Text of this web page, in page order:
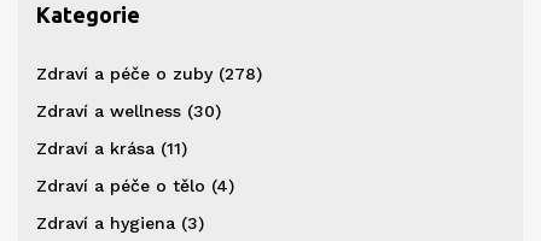
Kategorie
Zdraví a péče o zuby (278)
Zdraví a wellness (30)
Zdraví a krása (11)
Zdraví a péče o tělo (4)
Zdraví a hygiena (3)